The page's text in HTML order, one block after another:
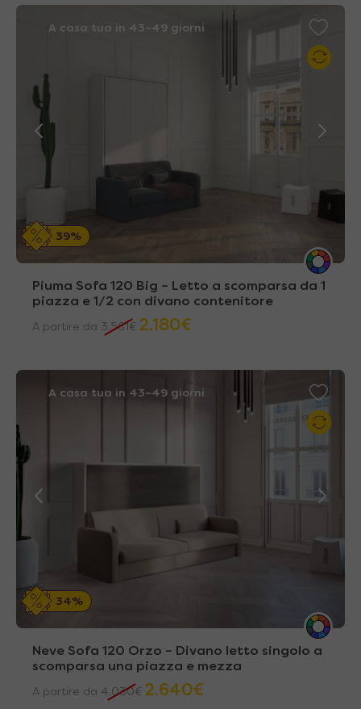
A casa tua in 43~49 giorni
39%
Piuma Sofa 120 Big – Letto a scomparsa da 1
piazza e 1/2 con divano contenitore
A partire da 3.561 € 2.180€
A casa tua in 43~49 giorni
34%
Neve Sofa 120 Orzo – Divano letto singolo a
scomparsa una piazza e mezza
A partire da 4.030€ 2.640€